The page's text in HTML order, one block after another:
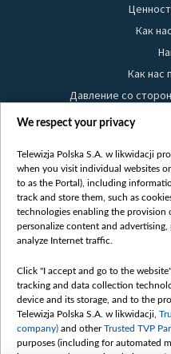
Как
Как нас
Давление со
Правила
We respect your privacy
Telewizja Polska S.A. w likwidacji
when you visit individual websites
to as the Portal), including
track and store them, such as
technologies enabling the provision
personalize content and
analyze Internet traffic.
Click "I accept and go to the
tracking and data collection
device and its storage, and to the
Telewizja Polska S.A. w likwidacji,
company) and otherTrusted TVP
purposes (including for automated